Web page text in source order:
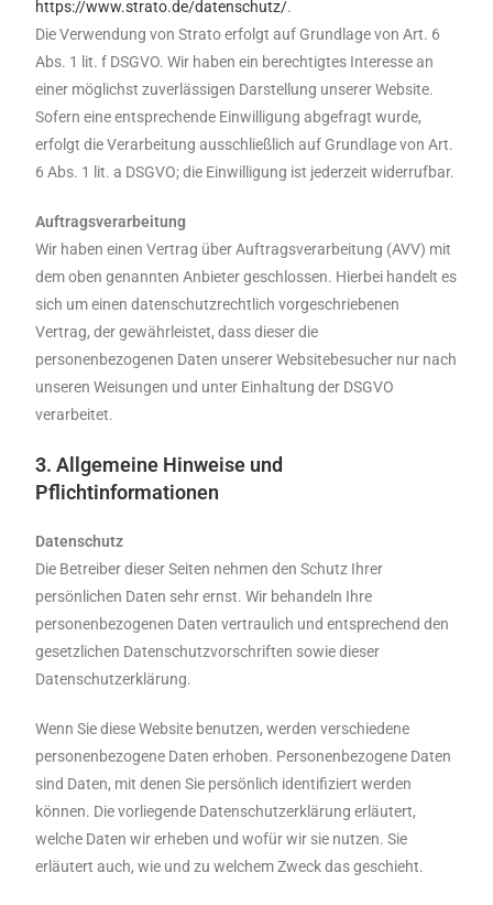
https://www.strato.de/datenschutz/.
Die Verwendung von Strato erfolgt auf Grundlage von Art. 6
Abs. 1 lit. f DSGVO. Wir haben ein berechtigtes Interesse an
einer möglichst zuverlässigen Darstellung unserer Website.
Sofern eine entsprechende Einwilligung abgefragt wurde,
erfolgt die Verarbeitung ausschließlich auf Grundlage von Art.
6 Abs. 1 lit. a DSGVO; die Einwilligung ist jederzeit widerrufbar.
Auftragsverarbeitung
Wir haben einen Vertrag über Auftragsverarbeitung (AVV) mit
dem oben genannten Anbieter geschlossen. Hierbei handelt es
sich um einen datenschutzrechtlich vorgeschriebenen
Vertrag, der gewährleistet, dass dieser die
personenbezogenen Daten unserer Websitebesucher nur nach
unseren Weisungen und unter Einhaltung der DSGVO
verarbeitet.
3. Allgemeine Hinweise und
Pflichtinformationen
Datenschutz
Die Betreiber dieser Seiten nehmen den Schutz Ihrer
persönlichen Daten sehr ernst. Wir behandeln Ihre
personenbezogenen Daten vertraulich und entsprechend den
gesetzlichen Datenschutzvorschriften sowie dieser
Datenschutzerklärung.
Wenn Sie diese Website benutzen, werden verschiedene
personenbezogene Daten erhoben. Personenbezogene Daten
sind Daten, mit denen Sie persönlich identifiziert werden
können. Die vorliegende Datenschutzerklärung erläutert,
welche Daten wir erheben und wofür wir sie nutzen. Sie
erläutert auch, wie und zu welchem Zweck das geschieht.